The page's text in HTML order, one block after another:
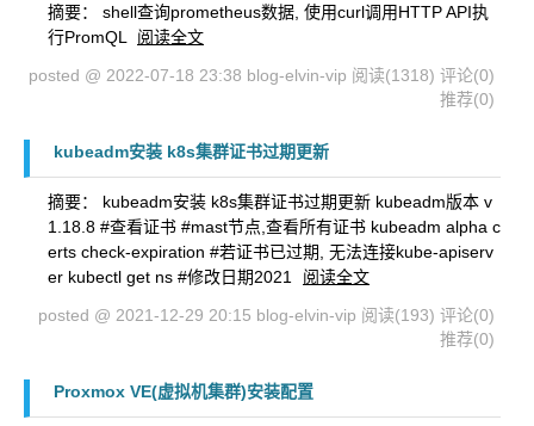
摘要： shell查询prometheus数据, 使用curl调用HTTP API执
行PromQL
阅读全文
posted @ 2022-07-18 23:38 blog-elvin-vip 阅读(1318) 评论(0)
推荐(0)
kubeadm安装 k8s集群证书过期更新
摘要： kubeadm安装 k8s集群证书过期更新 kubeadm版本 v
1.18.8 #查看证书 #mast节点,查看所有证书 kubeadm alpha c
erts check-expiration #若证书已过期, 无法连接kube-apiserv
er kubectl get ns #修改日期2021
阅读全文
posted @ 2021-12-29 20:15 blog-elvin-vip 阅读(193) 评论(0)
推荐(0)
Proxmox VE(虚拟机集群)安装配置